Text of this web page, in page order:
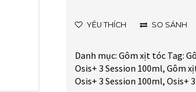
YÊU THÍCH SO SÁNH
Danh mục: Gôm xịt tóc Tag:
Osis+ 3 Session 100ml, Gôm
Osis+ 3 Session 100ml, Osis+